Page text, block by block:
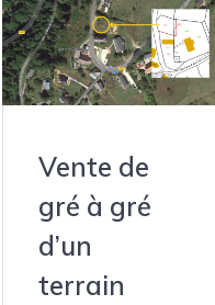
Vente de
gré à gré
d’un
terrain